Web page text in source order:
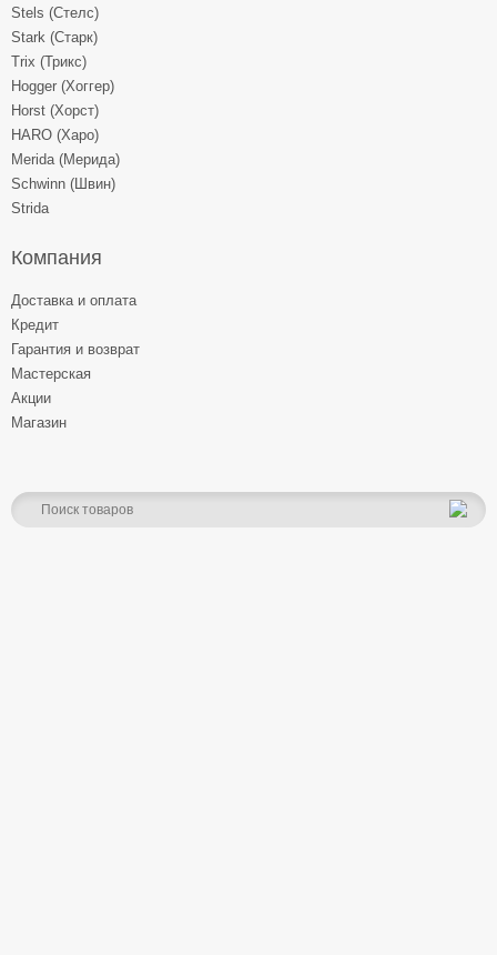
Stels (Стелс)
Stark (Старк)
Trix (Трикс)
Hogger (Хоггер)
Horst (Хорст)
HARO (Харо)
Merida (Мерида)
Schwinn (Швин)
Strida
Компания
Доставка и оплата
Кредит
Гарантия и возврат
Мастерская
Акции
Магазин